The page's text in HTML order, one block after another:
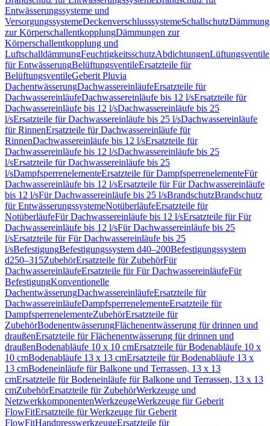
Entwässerungssysteme und
VersorgungssystemeDeckenverschlusssystemeSchallschutz
zur KörperschallentkopplungDämmungen zur
Körperschallentkopplung und
LuftschalldämmungFeuchtigkeitsschutzAbdichtungenLüftungsventile
für EntwässerungBelüftungsventileErsatzteile für
BelüftungsventileGeberit Pluvia
DachentwässerungDachwassereinläufeErsatzteile für
DachwassereinläufeDachwassereinläufe bis 12 l/sErsatzteile für
Dachwassereinläufe bis 12 l/sDachwassereinläufe bis 25
l/sErsatzteile für Dachwassereinläufe bis 25 l/sDachwassereinläufe
für RinnenErsatzteile für Dachwassereinläufe für
RinnenDachwassereinläufe bis 12 l/sErsatzteile für
Dachwassereinläufe bis 12 l/sDachwassereinläufe bis 25
l/sErsatzteile für Dachwassereinläufe bis 25
l/sDampfsperrenelementeErsatzteile für DampfsperrenelementeFür
Dachwassereinläufe bis 12 l/sErsatzteile für Für Dachwassereinläufe
bis 12 l/sFür Dachwassereinläufe bis 25 l/sBrandschutzBrandschutz
für EntwässerungssystemeNotüberläufeErsatzteile für
NotüberläufeFür Dachwassereinläufe bis 12 l/sErsatzteile für Für
Dachwassereinläufe bis 12 l/sFür Dachwassereinläufe bis 25
l/sErsatzteile für Für Dachwassereinläufe bis 25
l/sBefestigungBefestigungssystem d40–200Befestigungssystem
d250–315ZubehörErsatzteile für ZubehörFür
DachwassereinläufeErsatzteile für Für DachwassereinläufeFür
BefestigungKonventionelle
DachentwässerungDachwassereinläufeErsatzteile für
DachwassereinläufeDampfsperrenelementeErsatzteile für
DampfsperrenelementeZubehörErsatzteile für
ZubehörBodenentwässerungFlächenentwässerung für drinnen und
draußenErsatzteile für Flächenentwässerung für drinnen und
draußenBodenabläufe 10 x 10 cmErsatzteile für Bodenabläufe 10 x
10 cmBodenabläufe 13 x 13 cmErsatzteile für Bodenabläufe 13 x
13 cmBodeneinläufe für Balkone und Terrassen, 13 x 13
cmErsatzteile für Bodeneinläufe für Balkone und Terrassen, 13 x 13
cmZubehörErsatzteile für ZubehörWerkzeuge und
NetzwerkkomponentenWerkzeugeWerkzeuge für Geberit
FlowFitErsatzteile für Werkzeuge für Geberit
FlowFitHandpresswerkzeugeErsatzteile für